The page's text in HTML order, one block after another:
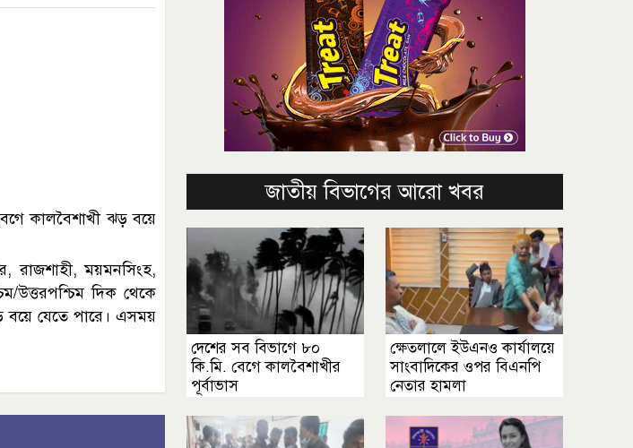
কালবৈশাখী ঝড় বয়ে
রাজশাহী, ময়মনসিংহ,
উত্তরপশ্চিম দিক থেকে
বয়ে যেতে পারে। এসময়
জাতীয় বিভাগের আরো খবর
দেশের সব বিভাগে ৮০
কি.মি. বেগে কালবৈশাখীর
পূর্বাভাস
ক্ষেতলালে ইউএনও কার্যালয়ে
সাংবাদিকের ওপর বিএনপি
নেতার হামলা